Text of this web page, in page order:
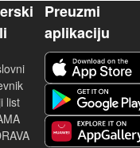
list
Preuzmi
aplikaciju